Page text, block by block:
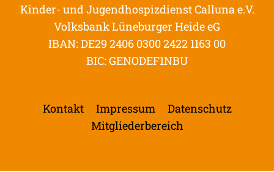
Kinder- und Jugendhospizdienst Calluna e.V.
Volksbank Lüneburger Heide eG
IBAN: DE29 2406 0300 2422 1163 00
BIC: GENODEF1NBU
Kontakt Impressum
Datenschutz
Mitgliederbereich